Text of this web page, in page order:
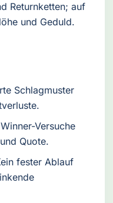
Returnketten; auf
und Geduld.
Schlagmuster
Versuche
Quote.
fester Ablauf